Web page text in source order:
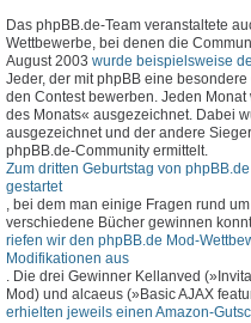
Das phpBB.de-Team veranstaltete
Wettbewerbe, bei denen die
August 2003 wurde beispielsweise
Jeder, der mit phpBB eine
den Contest bewerben. Jeden
des Monats« ausgezeichnet. Dabei
ausgezeichnet und der andere
phpBB.de-Community ermittelt.
Zum dritten Geburtstag von
gestartet
, bei dem man einige Fragen rund
verschiedene Bücher gewinnen
riefen wir den phpBB.de Mod-
Modifikationen aus
. Die drei Gewinner Kellanved
Mod) und alcaeus (»Basic AJAX
erhielten jeweils einen Amazon-